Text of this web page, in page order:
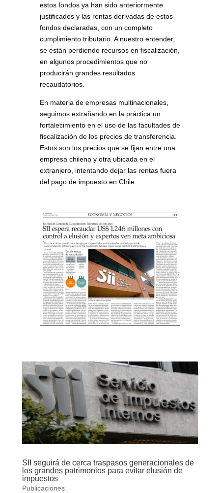
estos fondos ya han sido anteriormente
justificados y las rentas derivadas de estos
fondos declaradas, con un completo
cumplimiento tributario. A nuestro entender,
se están perdiendo recursos en fiscalización,
en algunos procedimientos que no
producirán grandes resultados
recaudatorios.
En materia de empresas multinacionales,
seguimos extrañando en la práctica un
fortalecimiento en el uso de las facultades de
fiscalización de los precios de transferencia.
Estos son los precios que se fijan entre una
empresa chilena y otra ubicada en el
extranjero, intentando dejar las rentas fuera
del pago de impuesto en Chile.
SII seguirá de cerca traspasos generacionales de
los grandes patrimonios para evitar elusión de
impuestos
Publicaciones